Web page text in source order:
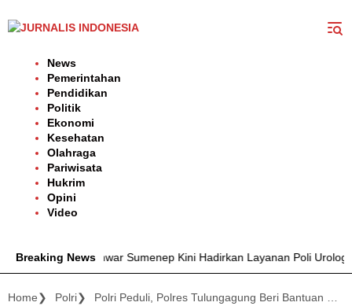
ke
News
Pemerintahan
Pendidikan
Politik
Ekonomi
Kesehatan
Olahraga
Pariwisata
Hukrim
Opini
Video
Breaking News
H. Moh. Anwar Sumenep Kini Hadirkan Layanan Poli Urologi Bagi
Home Polri